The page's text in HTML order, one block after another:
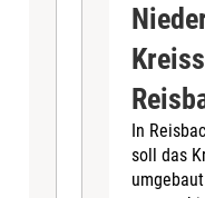
In
soll das